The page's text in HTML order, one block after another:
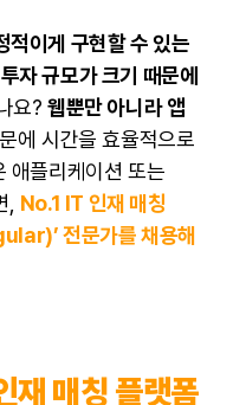
적이게 구현할 수 있는
투자 규모가 크기 때문에
요?웹뿐만 아니라 앱
에 시간을 효율적으로
애플리케이션 또는
No.1 IT 인재 매칭
전문가를 채용해
재 매칭 플랫폼